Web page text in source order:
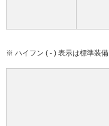
※ ハイフン ( - ) 表示は標準装